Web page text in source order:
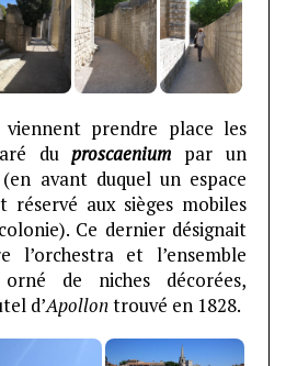
prendre place les
duproscaenium par un
(en avant duquel un espace
réservé aux sièges mobiles
Ce dernier désignait
l’orchestra et l’ensemble
de niches décorées,
d’Apollontrouvé en 1828.